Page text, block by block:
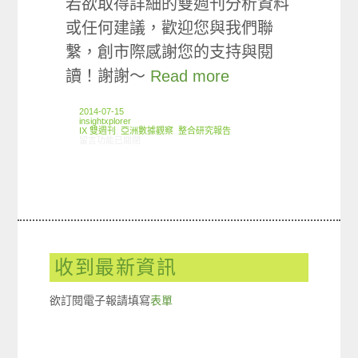
若欲取得詳細的雙週刊分析資料
或任何建議，歡迎您與我們聯
繫，創市際感謝您的支持與閱
讀！謝謝～ Read more
2014-07-15
insightxplorer
IX 雙週刊
,亞洲數據觀察 ,整合研究報告
收到最新資訊
欲訂閱電子報請填寫表單